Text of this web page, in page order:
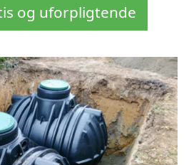
og uforpligtende